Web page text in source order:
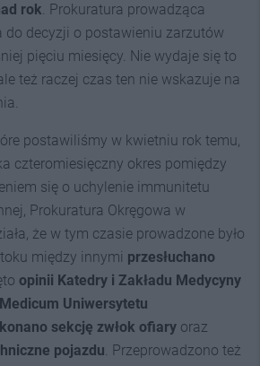
rok. Prokuratura prowadząca
do decyzji o postawieniu zarzutów
pięciu miesięcy. Nie wydaje się to
też raczej czas ten nie wskazuje na
postawiliśmy w kwietniu rok temu,
czteromiesięczny okres pomiędzy
się o uchylenie immunitetu
Prokuratura Okręgowa w
że w tym czasie prowadzone było
między innymi przesłuchano
opinii Katedry i Zakładu Medycyny
Medicum Uniwersytetu
sekcję zwłok ofiary oraz
pojazdu. Przeprowadzono też